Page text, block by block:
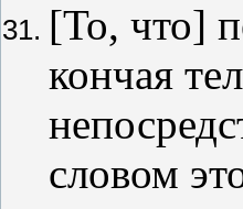
[То, что]
кончая
словом